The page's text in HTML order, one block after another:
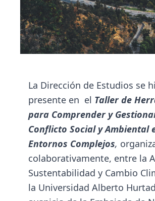
La Dirección de Estudios se
presente en el Taller de
para Comprender y
Conflicto Social y Ambiental
Entornos Complejos,
colaborativamente, entre la
Sustentabilidad y Cambio
la Universidad Alberto